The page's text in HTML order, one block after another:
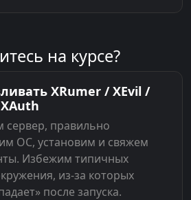
на курсе?
XRumer / XEvil /
сервер, правильно
ОС, установим и свяжем
Избежим типичных
из-за которых
после запуска.